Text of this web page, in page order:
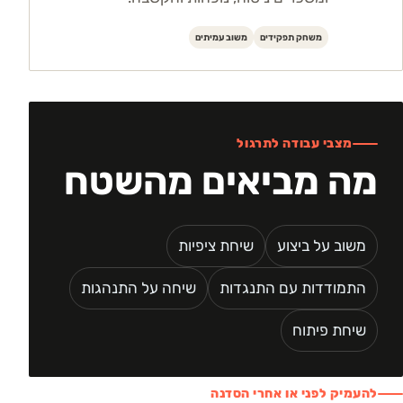
משחק תפקידים משוב עמיתים
מצבי עבודה לתרגול
מה מביאים מהשטח
משוב על ביצוע שיחת ציפיות
התמודדות עם התנגדות שיחה על התנהגות
שיחת פיתוח
להעמיק לפני או אחרי הסדנה